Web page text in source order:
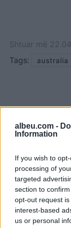
albeu.com -
Information
If you wish to
processing of
targeted
section to
opt-out request
interest-based
us or personal
Shtuar më
Tags:
australia
Tajfuni
Azinë, mbi